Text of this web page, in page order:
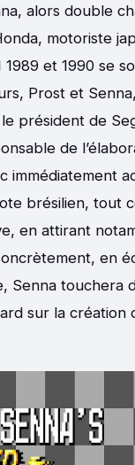
alors double
motoriste
1989 et 1990 se
Prost et
président de
de
immédiatement
brésilien, tout
en attirant
en
Senna touchera
sur la création